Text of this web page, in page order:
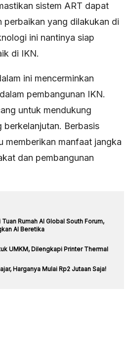
sistem ART dapat
perbaikan yang dilakukan di
ini nantinya siap
di IKN.
ini mencerminkan
pembangunan IKN.
untuk mendukung
Berbasis
memberikan manfaat jangka
dan pembangunan
Rumah AI Global South Forum,
AI Beretika
UMKM, Dilengkapi Printer Thermal
Harganya Mulai Rp2 Jutaan Saja!